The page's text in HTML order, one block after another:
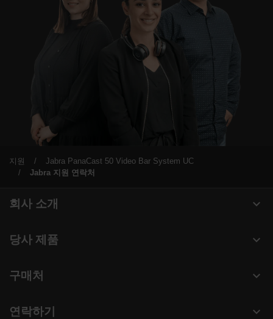
지원
Jabra PanaCast 50 Video Bar System UC
Jabra 지원 연락처
expand_more
회사 소개
의 지속 가능성
새 소식 및 보도자료
expand_more
당사 제품
회의실 카메라
expand_more
구매처
expand_more
연락하기